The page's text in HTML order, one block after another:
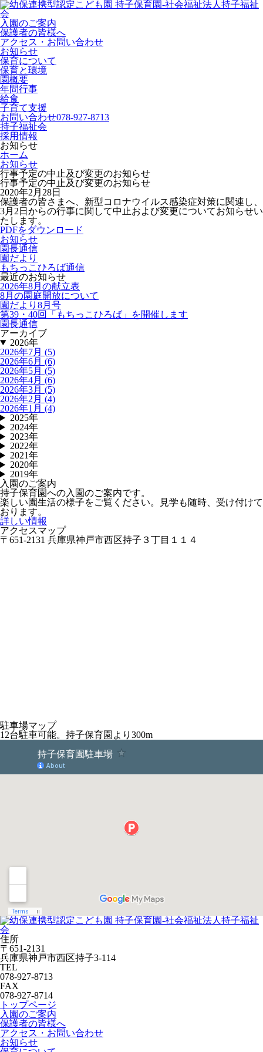
入園のご案内
保護者の皆様へ
アクセス・お問い合わせ
お知らせ
保育について
保育と環境
園概要
年間行事
給食
子育て支援
お問い合わせ078-927-8713
持子福祉会
採用情報
お知らせ
ホーム
お知らせ
行事予定の中止及び変更のお知らせ
行事予定の中止及び変更のお知らせ
2020年2月28日
保護者の皆さまへ、新型コロナウイルス感染症対策に関連し、
3月2日からの行事に関して中止および変更についてお知らせい
たします。
PDFをダウンロード
お知らせ
園長通信
園だより
もちっこひろば通信
最近のお知らせ
2026年8月の献立表
8月の園庭開放について
園だより8月号
第39・40回「もちっこひろば」を開催します
園長通信
アーカイブ
2026年
2026年7月 (5)
2026年6月 (6)
2026年5月 (5)
2026年4月 (6)
2026年3月 (5)
2026年2月 (4)
2026年1月 (4)
2025年
2024年
2023年
2022年
2021年
2020年
2019年
入園のご案内
持子保育園への入園のご案内です。
楽しい園生活の様子をご覧ください。見学も随時、受け付けて
おります。
詳しい情報
アクセスマップ
〒651-2131 兵庫県神戸市西区持子３丁目１１４
駐車場マップ
12台駐車可能。持子保育園より300m
住所
〒651-2131
兵庫県神戸市西区持子3-114
TEL
078-927-8713
FAX
078-927-8714
トップページ
入園のご案内
保護者の皆様へ
アクセス・お問い合わせ
お知らせ